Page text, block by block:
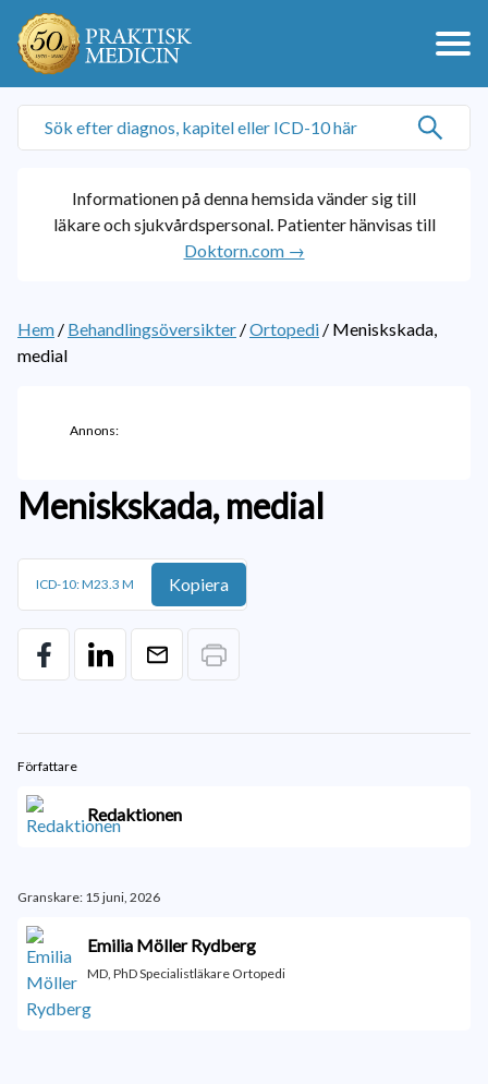
Informationen på denna hemsida vänder sig till
läkare och sjukvårdspersonal. Patienter hänvisas till
Doktorn.com →
Hem / Behandlingsöversikter /Ortopedi / Meniskskada,
medial
Annons:
Meniskskada, medial
ICD-10: M23.3 M Kopiera
Författare
Redaktionen
Granskare: 15 juni, 2026
Emilia Möller Rydberg
MD, PhD Specialistläkare Ortopedi